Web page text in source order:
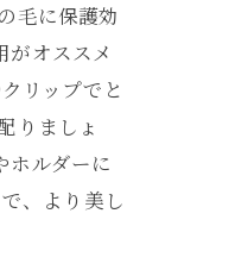
毛に保護効
オススメ
リップでと
りましょ
ホルダーに
、より美し